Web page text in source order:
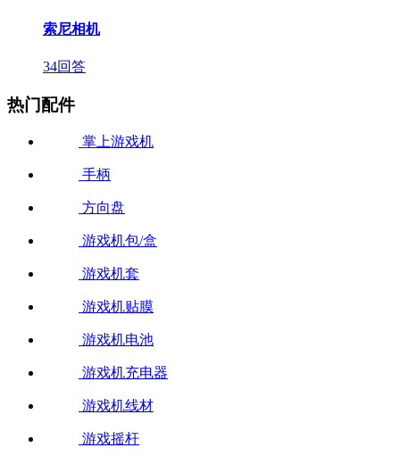
索尼相机
34回答
热门配件
掌上游戏机
手柄
方向盘
游戏机包/盒
游戏机套
游戏机贴膜
游戏机电池
游戏机充电器
游戏机线材
游戏摇杆